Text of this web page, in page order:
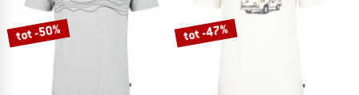
tot -50% tot -47%